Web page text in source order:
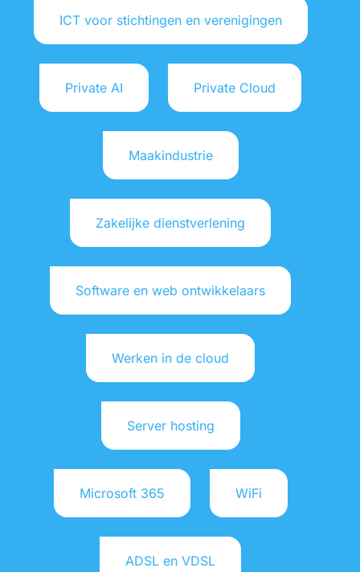
ICT voor stichtingen en verenigingen
Private AI Private Cloud
Maakindustrie
Zakelijke dienstverlening
Software en web ontwikkelaars
Werken in de cloud
Server hosting
Microsoft 365 WiFi
ADSL en VDSL